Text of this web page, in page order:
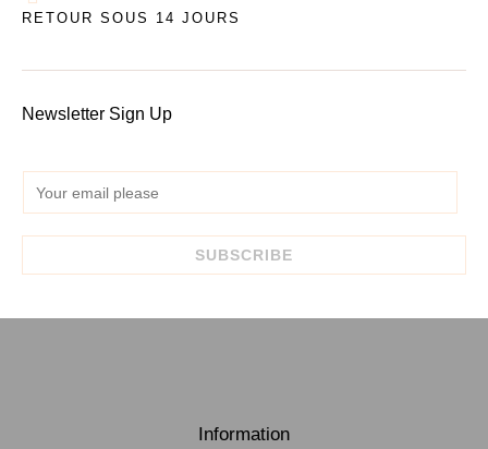
RETOUR SOUS 14 JOURS
Newsletter Sign Up
m
a
i
SUBSCRIBE
Information